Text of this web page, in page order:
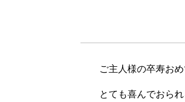
（東京
ご主人様の卒寿おめ
とても喜んでおられ